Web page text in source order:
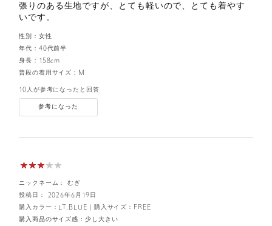
張りのある生地ですが、とても軽いので、とても着やす
いです。
性別： 女性
年代： 40代前半
身長： 158cm
普段の着用サイズ： M
10人が参考になったと回答
参考になった
ニックネーム： むぎ
投稿日： 2026年6月19日
購入サイズ：FREE
購入カラー：LT.BLUE
購入商品のサイズ感： 少し大きい